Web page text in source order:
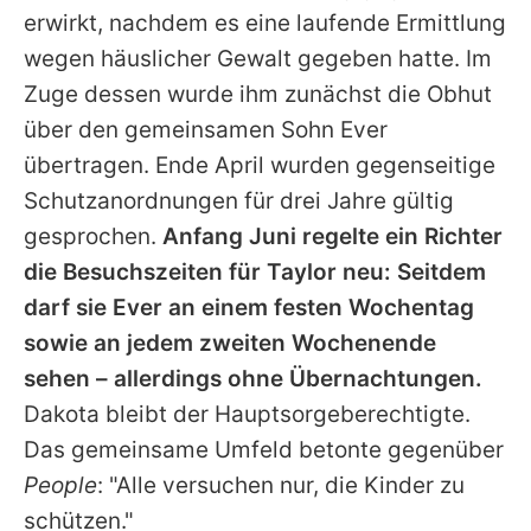
erwirkt, nachdem es eine laufende Ermittlung
wegen häuslicher Gewalt gegeben hatte. Im
Zuge dessen wurde ihm zunächst die Obhut
über den gemeinsamen Sohn Ever
übertragen. Ende April wurden gegenseitige
Schutzanordnungen für drei Jahre gültig
gesprochen. Anfang Juni regelte ein Richter
die Besuchszeiten für Taylor neu: Seitdem
darf sie Ever an einem festen Wochentag
sowie an jedem zweiten Wochenende
sehen – allerdings ohne Übernachtungen.
Dakota bleibt der Hauptsorgeberechtigte.
Das gemeinsame Umfeld betonte gegenüber
People: "Alle versuchen nur, die Kinder zu
schützen."